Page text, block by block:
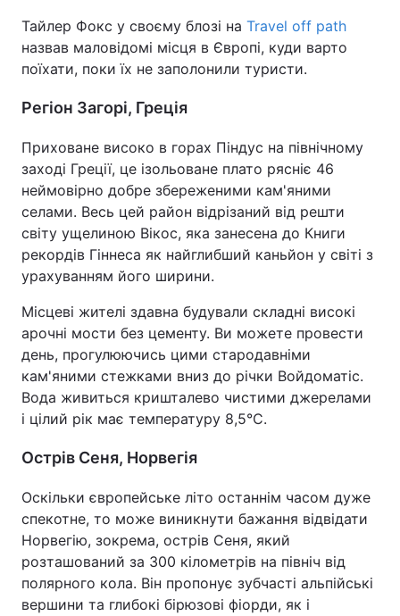
Тайлер Фокс у своєму блозі на Travel off path
назвав маловідомі місця в Європі, куди варто
поїхати, поки їх не заполонили туристи.
Регіон Загорі, Греція
Приховане високо в горах Піндус на північному
заході Греції, це ізольоване плато рясніє 46
неймовірно добре збереженими кам'яними
селами. Весь цей район відрізаний від решти
світу ущелиною Вікос, яка занесена до Книги
рекордів Гіннеса як найглибший каньйон у світі з
урахуванням його ширини.
Місцеві жителі здавна будували складні високі
арочні мости без цементу. Ви можете провести
день, прогулюючись цими стародавніми
кам'яними стежками вниз до річки Войдоматіс.
Вода живиться кришталево чистими джерелами
і цілий рік має температуру 8,5°C.
Острів Сеня, Норвегія
Оскільки європейське літо останнім часом дуже
спекотне, то може виникнути бажання відвідати
Норвегію, зокрема, острів Сеня, який
розташований за 300 кілометрів на північ від
полярного кола. Він пропонує зубчасті альпійські
вершини та глибокі бірюзові фіорди, як і